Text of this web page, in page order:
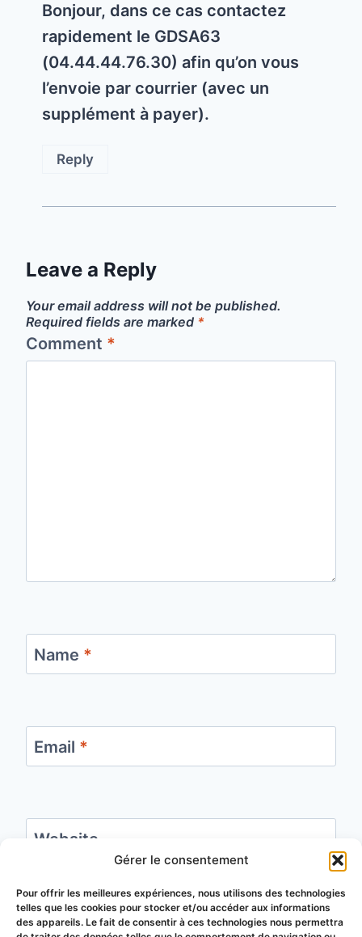
Gérer le consentement
Pour offrir les meilleures expériences, nous utilisons des technologies
telles que les cookies pour stocker et/ou accéder aux informations
des appareils. Le fait de consentir à ces technologies nous permettra
Bonjour, dans ce cas contactez
rapidement le GDSA63
(04.44.44.76.30) afin qu’on vous
l’envoie par courrier (avec un
supplément à payer).
Reply
Leave a Reply
Your email address will not be published.
Required fields are marked *
Comment *
Name *
Email *
Website
Save my name, email, and website in this
browser for the next time I comment.